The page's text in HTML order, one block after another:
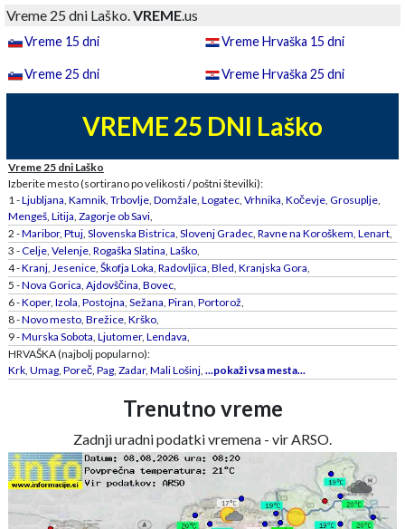
Vreme 25 dni Laško.VREME.us
Vreme 15 dni Vreme Hrvaška 15 dni
Vreme 25 dni Vreme Hrvaška 25 dni
VREME 25 DNI Laško
Vreme 25 dni Laško
Izberite mesto (sortirano po velikosti / poštni številki):
1 -Ljubljana, Kamnik, Trbovlje, Domžale, Logatec, Vrhnika, Kočevje, Grosuplje,
Mengeš, Litija, Zagorje ob Savi,
2 -Maribor, Ptuj, Slovenska Bistrica, Slovenj Gradec, Ravne na Koroškem, Lenart,
3 -Celje, Velenje, Rogaška Slatina, Laško,
4 -Kranj, Jesenice, Škofja Loka, Radovljica, Bled, Kranjska Gora,
5 -Nova Gorica, Ajdovščina, Bovec,
6 -Koper, Izola, Postojna, Sežana, Piran, Portorož,
8 -Novo mesto, Brežice, Krško,
9 -Murska Sobota, Ljutomer, Lendava,
HRVAŠKA (najbolj popularno):
Krk, Umag, Poreč, Pag, Zadar, Mali Lošinj, ...pokaži vsa mesta...
Trenutno vreme
Zadnji uradni podatki vremena - vir ARSO.